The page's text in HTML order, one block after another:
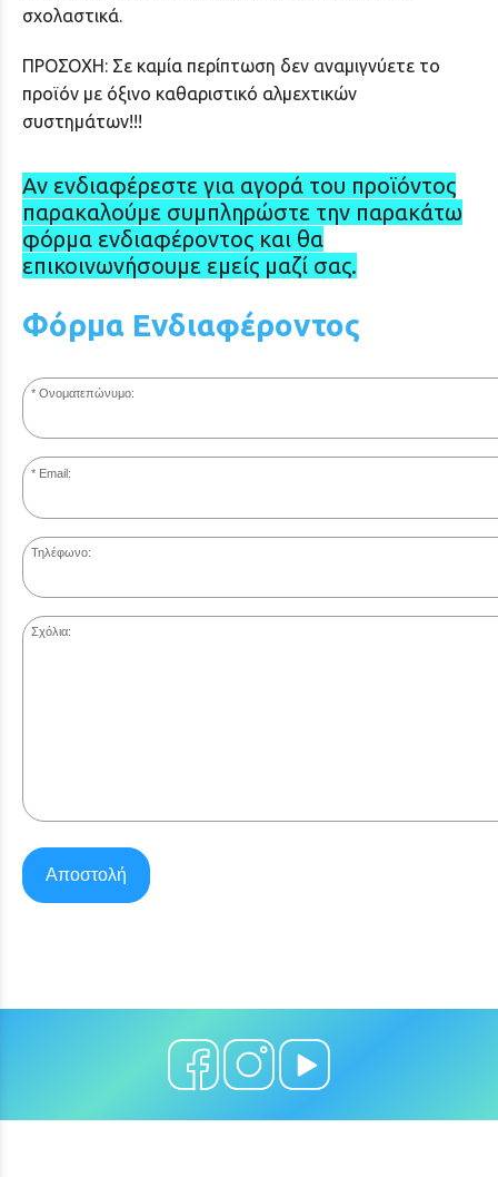
σχολαστικά.
ΠΡΟΣΟΧΗ: Σε καμία περίπτωση δεν αναμιγνύετε το
προϊόν με όξινο καθαριστικό αλμεχτικών
συστημάτων!!!
Αν ενδιαφέρεστε για αγορά του προϊόντος
παρακαλούμε συμπληρώστε την παρακάτω
φόρμα ενδιαφέροντος και θα
επικοινωνήσουμε εμείς μαζί σας.
Φόρμα Ενδιαφέροντος
Ονοματεπώνυμο:
Email:
Τηλέφωνο:
Σχόλια:
Αποστολή